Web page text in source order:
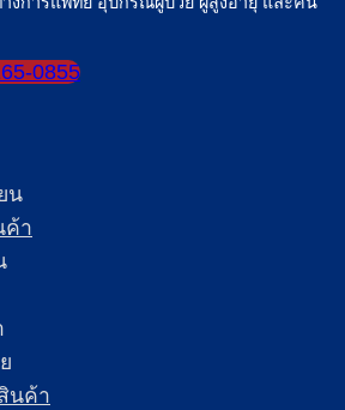
0855
น
ค้า
นค้า